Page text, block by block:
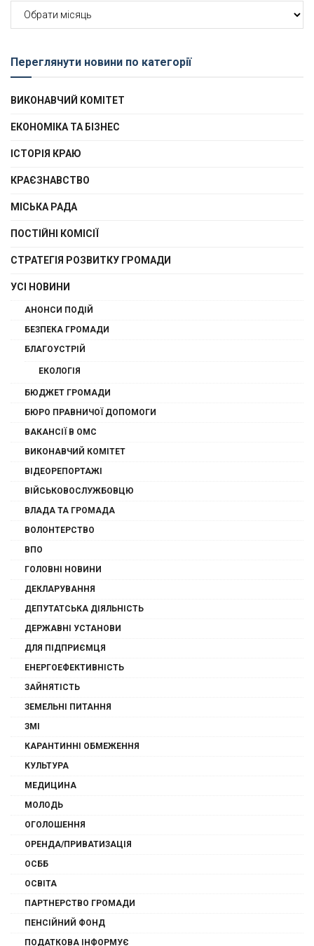
новин
Переглянути новини по категорії
ВИКОНАВЧИЙ КОМІТЕТ
ЕКОНОМІКА ТА БІЗНЕС
ІСТОРІЯ КРАЮ
КРАЄЗНАВСТВО
МІСЬКА РАДА
ПОСТІЙНІ КОМІСІЇ
СТРАТЕГІЯ РОЗВИТКУ ГРОМАДИ
УСІ НОВИНИ
АНОНСИ ПОДІЙ
БЕЗПЕКА ГРОМАДИ
БЛАГОУСТРІЙ
ЕКОЛОГІЯ
БЮДЖЕТ ГРОМАДИ
БЮРО ПРАВНИЧОЇ ДОПОМОГИ
ВАКАНСІЇ В ОМС
ВИКОНАВЧИЙ КОМІТЕТ
ВІДЕОРЕПОРТАЖІ
ВІЙСЬКОВОСЛУЖБОВЦЮ
ВЛАДА ТА ГРОМАДА
ВОЛОНТЕРСТВО
ВПО
ГОЛОВНІ НОВИНИ
ДЕКЛАРУВАННЯ
ДЕПУТАТСЬКА ДІЯЛЬНІСТЬ
ДЕРЖАВНІ УСТАНОВИ
ДЛЯ ПІДПРИЄМЦЯ
ЕНЕРГОЕФЕКТИВНІСТЬ
ЗАЙНЯТІСТЬ
ЗЕМЕЛЬНІ ПИТАННЯ
ЗМІ
КАРАНТИННІ ОБМЕЖЕННЯ
КУЛЬТУРА
МЕДИЦИНА
МОЛОДЬ
ОГОЛОШЕННЯ
ОРЕНДА/ПРИВАТИЗАЦІЯ
ОСББ
ОСВІТА
ПАРТНЕРСТВО ГРОМАДИ
ПЕНСІЙНИЙ ФОНД
ПОДАТКОВА ІНФОРМУЄ